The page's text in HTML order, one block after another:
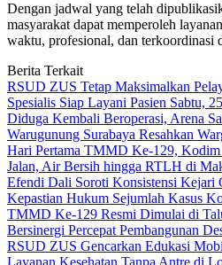
Dengan jadwal yang telah
masyarakat dapat memperoleh
waktu, profesional, dan terkoordinasi
Berita Terkait
RSUD ZUS Tetap Maksimalkan
Spesialis Siap Layani Pasien Sabtu,
Diduga Kembali Beroperasi, Arena
Warugunung Surabaya Resahkan
Hari Pertama TMMD Ke-129,
Jalan, Air Bersih hingga RTLH di
Efendi Dali Soroti Konsistensi Kejari
Kepastian Hukum Sejumlah Kasus
TMMD Ke-129 Resmi Dimulai di
Bersinergi Percepat Pembangunan
RSUD ZUS Gencarkan Edukasi